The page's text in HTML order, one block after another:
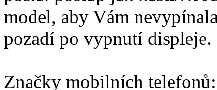
model, aby Vám
pozadí po vypnutí displeje.
Značky mobilních telefonů: